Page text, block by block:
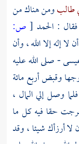
طالبومن هناك من
: الحمد [ ص:
إله إلا الله ، وأن
- صلى الله عليه
وقبض أربع مائة
وصل إلي المال ،
حقا فيه كل ما
أرزأك شيئا ، وقد